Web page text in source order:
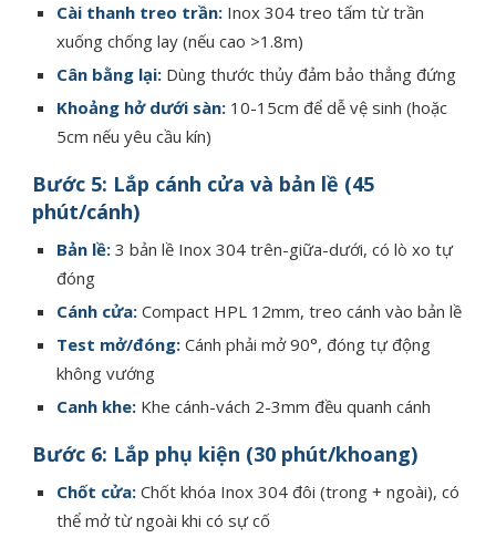
Cài thanh treo trần: Inox 304 treo tấm từ trần
xuống chống lay (nếu cao >1.8m)
Cân bằng lại: Dùng thước thủy đảm bảo thẳng đứng
Khoảng hở dưới sàn: 10-15cm để dễ vệ sinh (hoặc
5cm nếu yêu cầu kín)
Bước 5: Lắp cánh cửa và bản lề (45
phút/cánh)
Bản lề: 3 bản lề Inox 304 trên-giữa-dưới, có lò xo tự
đóng
Cánh cửa: Compact HPL 12mm, treo cánh vào bản lề
Test mở/đóng: Cánh phải mở 90°, đóng tự động
không vướng
Canh khe: Khe cánh-vách 2-3mm đều quanh cánh
Bước 6: Lắp phụ kiện (30 phút/khoang)
Chốt cửa: Chốt khóa Inox 304 đôi (trong + ngoài), có
thể mở từ ngoài khi có sự cố